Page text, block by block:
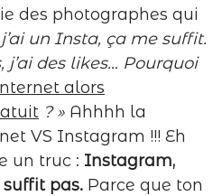
des photographes qui
j’ai un Insta, ça me suffit.
des likes… Pourquoi
alors
? » Ahhhh la
VS Instagram !!! Eh
un truc : Instagram,
suffit pas.Parce que ton